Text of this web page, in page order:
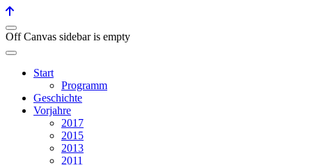
Off Canvas sidebar is empty
Start
Programm
Geschichte
Vorjahre
2017
2015
2013
2011